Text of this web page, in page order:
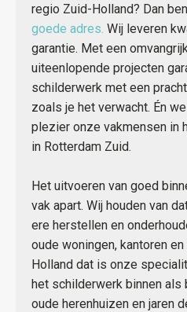
regio Zuid-Holland? Dan
goede adres. Wij leveren
garantie. Met een
uiteenlopende projecten
schilderwerk met een
zoals je het verwacht. Én
plezier onze vakmensen in
in Rotterdam Zuid.
Het uitvoeren van goed
vak apart. Wij houden van
ere herstellen en
oude woningen, kantoren
Holland dat is onze
het schilderwerk binnen als
oude herenhuizen en jaren